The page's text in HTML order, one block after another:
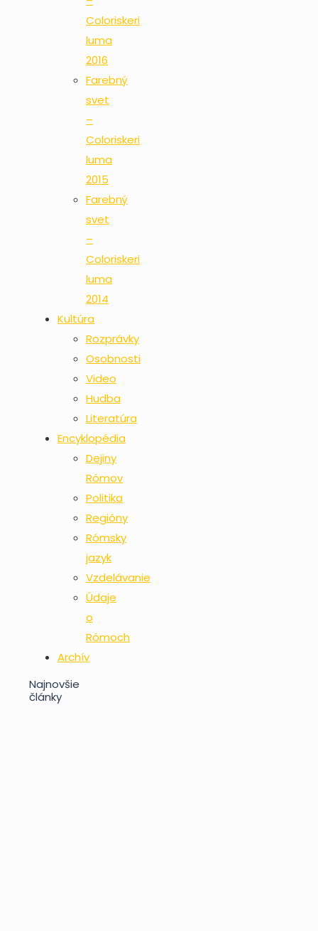
Coloriskeri
luma
2016
Farebný
svet
–
Coloriskeri
luma
2015
Farebný
svet
–
Coloriskeri
luma
2014
Kultúra
Rozprávky
Osobnosti
Video
Hudba
Literatúra
Encyklopédia
Dejiny
Rómov
Politika
Regióny
Rómsky
jazyk
Vzdelávanie
Údaje
o
Rómoch
Archív
Najnovšie
články